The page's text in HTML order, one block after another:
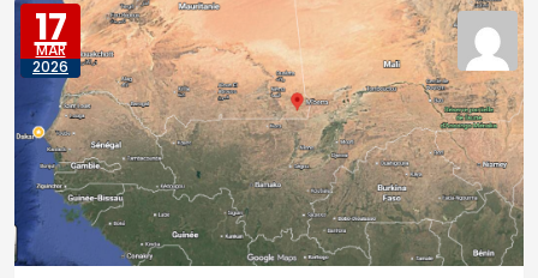
17
MAR
2026